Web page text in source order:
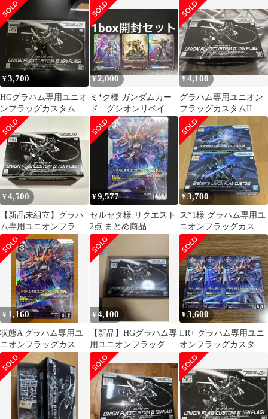
(パラレル) ガンダム
カードゲーム
LR+グラハムパラレル
セットGCG
¥3,700
HGグラハム専用ユニオ
ンフラッグカスタム
II(GNフラッグ)
¥2,000
ミ*ク様 ガンダムカー
ド グシオンリベイク
LRパラレル含む1box開
封セット
¥4,100
グラハム専用ユニオン
フラッグカスタムII
¥4,500
【新品未組立】グラハ
ム専用ユニオンフラッ
グカスタムII
¥9,577
セルセタ様 リクエスト
2点 まとめ商品
¥3,700
ス*1様 グラハム専用ユ
ニオンフラッグカスタ
ム 2個セット
¥ 1,160
状態A グラハム専用ユ
ニオンフラッグカスタ
ム LR+ パラレル GD03-
069 ガンダムカード
¥4,100
【新品】HGグラハム専
用ユニオンフラッグカ
スタムll
¥3,600
LR+ グラハム専用ユニ
オンフラッグカスタム
(パラレル) 3枚